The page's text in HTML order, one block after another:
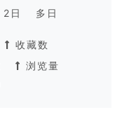
2日 多日
收藏数
浏览量